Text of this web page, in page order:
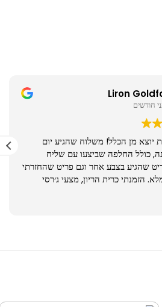
Liron
יוצא מן הכלל! משלוח שהגיע יום
כולל החלפה שביצעו עם שליח
שהגיע בצבע אחר וגם פריט שהחזרתי
מלא. הזמנתי כרית הריון, מצעי ג׳רסי